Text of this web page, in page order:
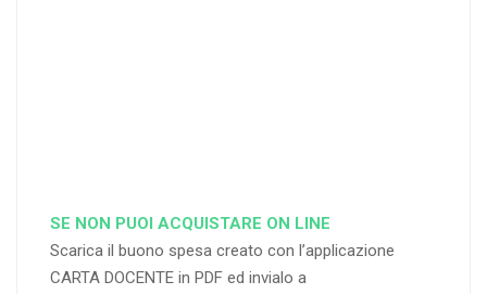
SE NON PUOI ACQUISTARE ON LINE
Scarica il buono spesa creato con l’applicazione
CARTA DOCENTE in PDF ed invialo a